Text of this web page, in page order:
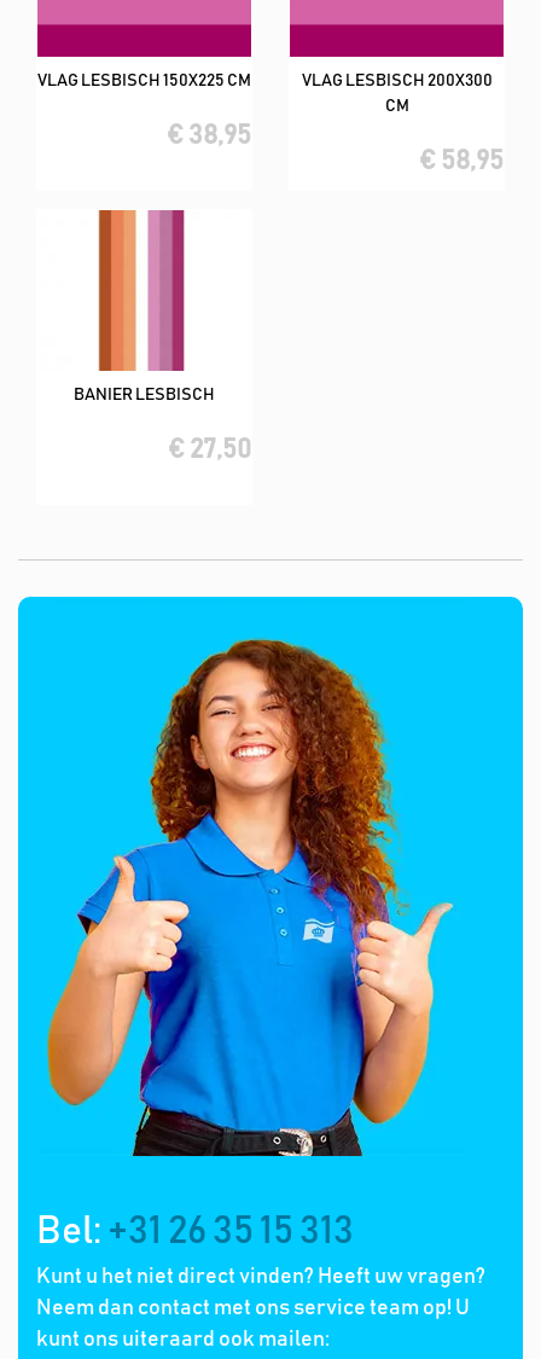
VLAG LESBISCH 150X225 CM
€ 38,95
VLAG LESBISCH 200X300
CM
€ 58,95
BANIER LESBISCH
€ 27,50
Bel: +31 26 35 15 313
Kunt u het niet direct vinden? Heeft uw vragen?
Neem dan contact met ons service team op! U
kunt ons uiteraard ook mailen: